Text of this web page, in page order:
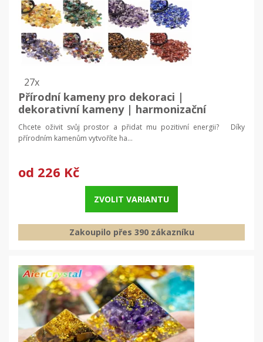
27x
Přírodní kameny pro dekoraci |
dekorativní kameny | harmonizační
krystaly
Chcete oživit svůj prostor a přidat mu pozitivní energii? Díky
přírodním kamenům vytvoříte ha...
od 226 Kč
ZVOLIT VARIANTU
Zakoupilo přes 390 zákazníku